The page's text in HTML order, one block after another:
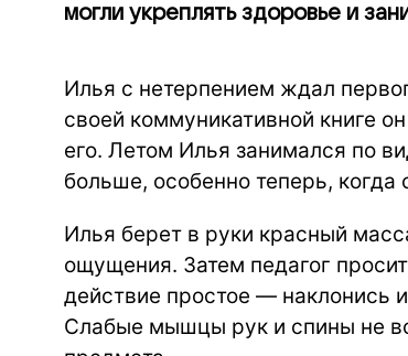
могли укреплять здоровье и
Илья с нетерпением ждал
своей коммуникативной книге
его. Летом Илья занимался по
больше, особенно теперь,
Илья берет в руки красный
ощущения. Затем педагог
действие простое — наклонись
Слабые мышцы рук и спины не